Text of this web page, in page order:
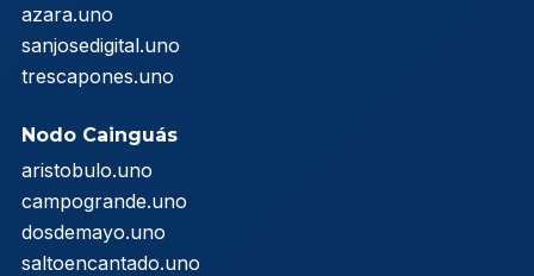
azara.uno
sanjosedigital.uno
trescapones.uno
Nodo Cainguás
aristobulo.uno
campogrande.uno
dosdemayo.uno
saltoencantado.uno